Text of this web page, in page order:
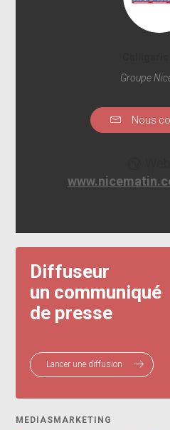
Groupe
Nous
Diffuseur
un communiqué
de presse
Lancer une diffusion
MEDIASMARKETING